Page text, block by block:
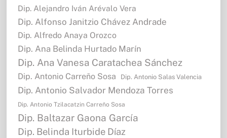
Dip. Alejandro Iván Arévalo Vera
Dip. Alfonso Janitzio Chávez Andrade
Dip. Alfredo Anaya Orozco
Dip. Ana Belinda Hurtado Marín
Dip. Ana Vanesa Caratachea Sánchez
Dip. Antonio Carreño Sosa Dip. Antonio Salas Valencia
Dip. Antonio Salvador Mendoza Torres
Dip. Antonio Tzilacatzin Carreño Sosa
Dip. Baltazar Gaona García
Dip. Belinda Iturbide Díaz